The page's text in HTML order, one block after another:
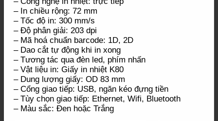
– In chiều rộng: 72 mm
– Tốc độ in: 300 mm/s
– Độ phân giải: 203 dpi
– Mã hoá chuẩn barcode: 1D, 2D
– Dao cắt tự động khi in xong
– Tương tác qua đèn led, phím nhấn
– Vật liệu in: Giấy in nhiệt K80
– Dung lượng giấy: OD 83 mm
– Cổng giao tiếp: USB, ngăn kéo đựng tiền
– Tùy chọn giao tiếp: Ethernet, Wifi, Bluetooth
– Màu sắc: Đen hoặc Trắng